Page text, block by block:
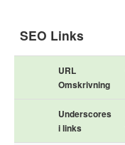
SEO Links
URL
Omskrivning
Underscores
i links